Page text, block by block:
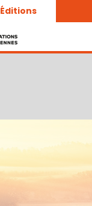
Éditions
La
Le